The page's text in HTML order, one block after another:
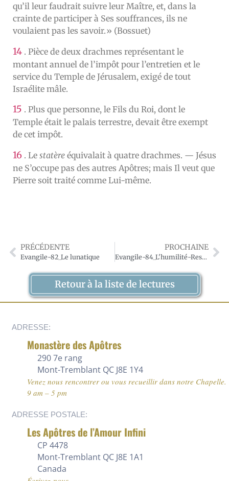
qu’il leur faudrait suivre leur Maître, et, dans la
crainte de participer à Ses souffrances, ils ne
voulaient pas les savoir.» (Bossuet)
14 . Pièce de deux drachmes représentant le
montant annuel de l’impôt pour l’entretien et le
service du Temple de Jérusalem, exigé de tout
Israélite mâle.
15 . Plus que personne, le Fils du Roi, dont le
Temple était le palais terrestre, devait être exempt
de cet impôt.
16 . Le statère équivalait à quatre drachmes. — Jésus
ne S’occupe pas des autres Apôtres; mais Il veut que
Pierre soit traité comme Lui-même.
PRÉCÉDENTE
Evangile-82_Le lunatique
PROCHAINE
Evangile-84_L'humilité-Ressembler aux enfants
Retour à la liste de lectures
ADRESSE:
Monastère des Apôtres
290 7e rang
Mont-Tremblant QC J8E 1Y4
Venez nous rencontrer ou vous recueillir dans notre Chapelle.
9 am – 5 pm
ADRESSE POSTALE:
Les Apôtres de l’Amour Infini
CP 4478
Mont-Tremblant QC J8E 1A1
Canada